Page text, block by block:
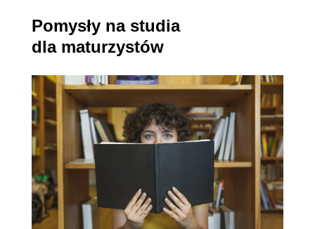
Pomysły na studia
dla maturzystów